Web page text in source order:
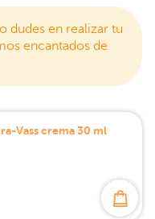
dudes en realizar tu
encantados de
Vass crema 30 ml